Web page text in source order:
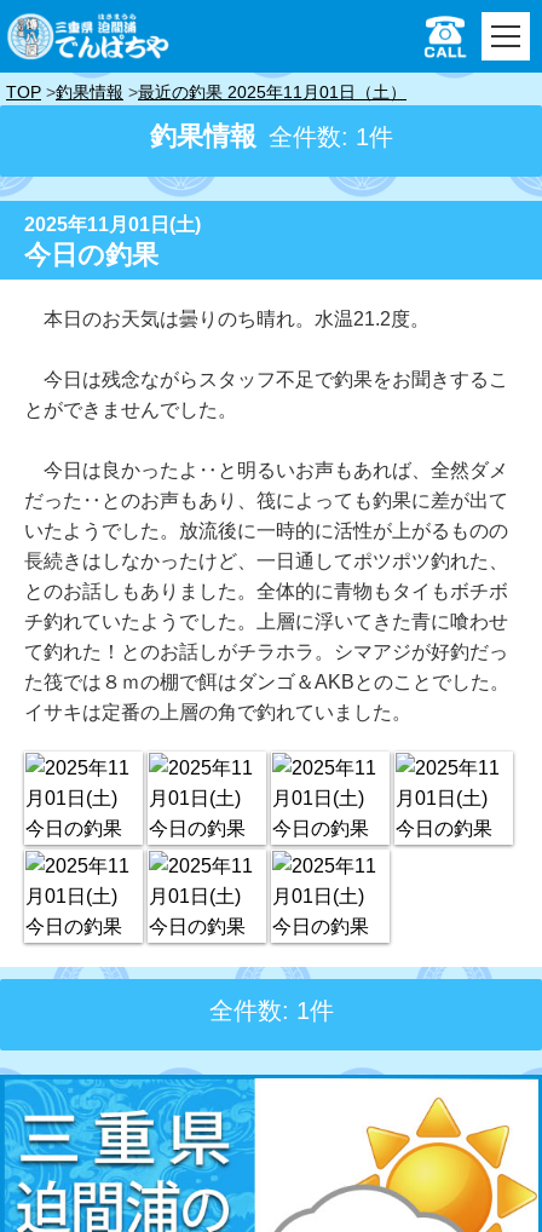
TOP 釣果情報 最近の釣果 2025年11月01日（土）
釣果情報 全件数: 1件
2025年11月01日(土)
今日の釣果
本日のお天気は曇りのち晴れ。水温21.2度。
今日は残念ながらスタッフ不足で釣果をお聞きするこ
とができませんでした。
今日は良かったよ‥と明るいお声もあれば、全然ダメ
だった‥とのお声もあり、筏によっても釣果に差が出て
いたようでした。放流後に一時的に活性が上がるものの
長続きはしなかったけど、一日通してポツポツ釣れた、
とのお話しもありました。全体的に青物もタイもボチボ
チ釣れていたようでした。上層に浮いてきた青に喰わせ
て釣れた！とのお話しがチラホラ。シマアジが好釣だっ
た筏では８ｍの棚で餌はダンゴ＆AKBとのことでした。
イサキは定番の上層の角で釣れていました。
全件数: 1件